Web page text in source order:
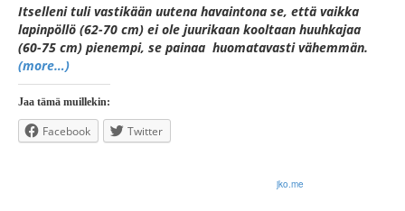
Itselleni tuli vastikään uutena havaintona se, että vaikka
lapinpöllö (62-70 cm) ei ole juurikaan kooltaan huuhkajaa
(60-75 cm) pienempi, se painaa huomatavasti vähemmän.
(more…)
Jaa tämä muillekin:
Facebook Twitter
jko.me